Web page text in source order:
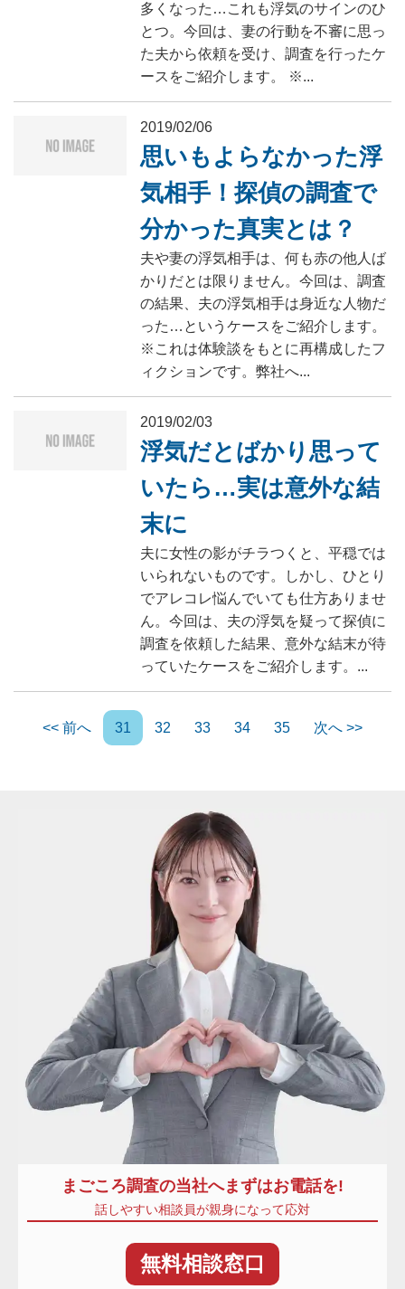
多くなった…これも浮気のサインのひ
とつ。今回は、妻の行動を不審に思っ
た夫から依頼を受け、調査を行ったケ
ースをご紹介します。 ※...
2019/02/06
思いもよらなかった浮
気相手！探偵の調査で
分かった真実とは？
夫や妻の浮気相手は、何も赤の他人ば
かりだとは限りません。今回は、調査
の結果、夫の浮気相手は身近な人物だ
った…というケースをご紹介します。
※これは体験談をもとに再構成したフ
ィクションです。弊社へ...
2019/02/03
浮気だとばかり思って
いたら…実は意外な結
末に
夫に女性の影がチラつくと、平穏では
いられないものです。しかし、ひとり
でアレコレ悩んでいても仕方ありませ
ん。今回は、夫の浮気を疑って探偵に
調査を依頼した結果、意外な結末が待
っていたケースをご紹介します。...
<< 前へ 31 32 33 34 35 次へ >>
まごころ調査の当社へまずはお電話を!
話しやすい相談員が親身になって応対
無料相談窓口